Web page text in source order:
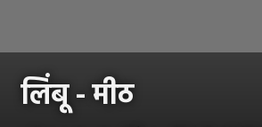
लिंबू - मीठ